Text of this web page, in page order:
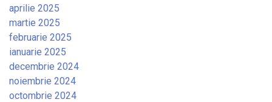
aprilie 2025
martie 2025
februarie 2025
ianuarie 2025
decembrie 2024
noiembrie 2024
octombrie 2024